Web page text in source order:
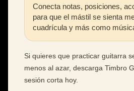
Conecta notas, posiciones,
para que el mástil se sienta
cuadrícula y más como
Si quieres que practicar guitarra
menos al azar, descarga Timbro
sesión corta hoy.